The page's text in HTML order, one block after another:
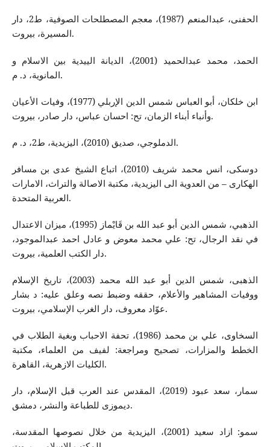
الحفنی، عبدالمنعم (1987)، معجم المصطلحات الصوفیة، ط2، دار
المسیرة، بیروت.
الحمد، محمد عبدالحمید (2001)، الدیانة الییدیة بین الاسلام و
المانویة، د. م.
ابن خلكان، أبو العباس شمس الدين الإربلي (1977)، وفيات الأعيان
وأنباء أبناء الزمان، تح: احسان عباس، دار صادر، بیروت.
الدملوجي، صديق (2010)، الیزیدیة، ط2، د. م.
دوسكی، انس محمد شریف (2010)، اتباع الشیخ عدی بن مسافر
الهكاری – من العدویة الی الیزیدیة، مكتبة الاصالة والتراث، الامارات
العربیة المتحدة.
الذهبي، شمس الدين أبو عبد الله بن قَايْماز (1995)، ميزان الاعتدال
في نقد الرجال، تح: علي محمد معوض و عادل احمد عبدالموجود،
دار الكتب العلمية، بيروت.
الذهبی، شمس الدين أبو عبد الله محمد (2003)، تاريخ الإسلام
ووفيات المشاهير والأعلام، حققه وضبط نصه وعلق عليه: د بشار
عوّاد معروف، دار الغرب الإسلامي، بيروت.
السخاوى، علي بن محمد (1986)، تحفة الاحباب وبغية الطلاب في
الخطط والمزارات، تصحيح ومراجعة: لفيف من العلماء، مكتبة
الكليات الازهرية، القاهرة.
سمار، سعد عبود (2019)، المقدس عند العرب قبل الإسلام، دار
دیموزی للطباعة والنشر، دمشق.
سمو: ازاد سعيد (2001)، الیزیدیة من خلال نصوصها المقدسة،